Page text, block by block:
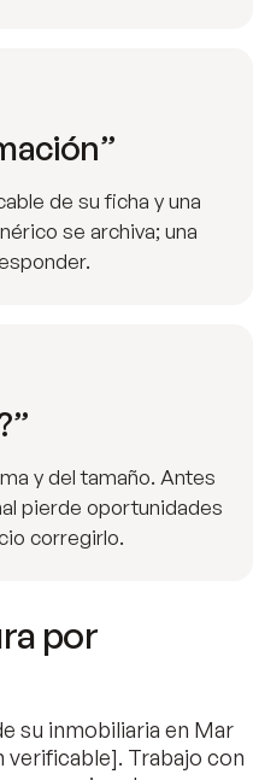
de su ficha y una
se archiva; una
y del tamaño. Antes
pierde oportunidades
corregirlo.
por
su inmobiliaria en Mar
verificable]. Trabajo con